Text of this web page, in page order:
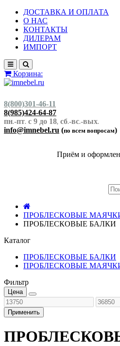
ДОСТАВКА И ОПЛАТА
О НАС
КОНТАКТЫ
ДИЛЕРАМ
ИМПОРТ
Корзина:
8(800)301-46-11
8(985)424-64-87
пн.-пт. с 9 до 18, сб.-вс.-вых.
info@imnebel.ru (по всем вопросам)
Приём и
ПРОБЛЕСКОВЫЕ
ПРОБЛЕСКОВЫЕ БАЛКИ
Каталог
ПРОБЛЕСКОВЫЕ БАЛКИ
ПРОБЛЕСКОВЫЕ
Фильтр
Цена
Применить